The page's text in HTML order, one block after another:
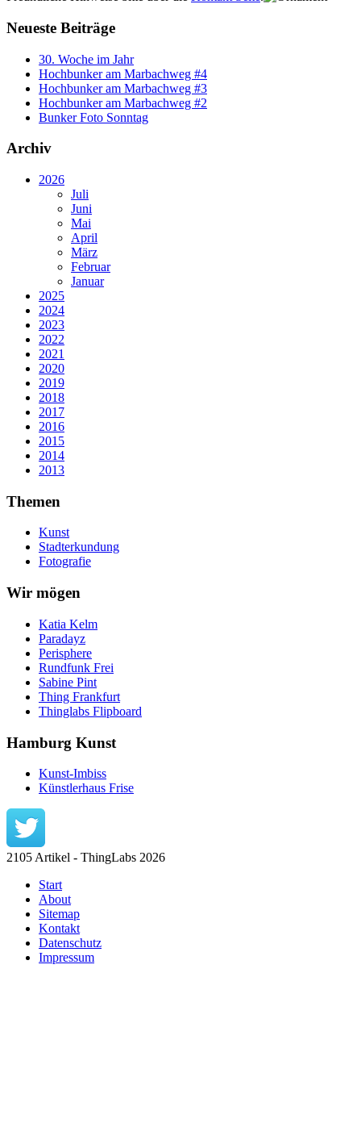
Neueste Beiträge
30. Woche im Jahr
Hochbunker am Marbachweg #4
Hochbunker am Marbachweg #3
Hochbunker am Marbachweg #2
Bunker Foto Sonntag
Archiv
2026
Juli
Juni
Mai
April
März
Februar
Januar
2025
2024
2023
2022
2021
2020
2019
2018
2017
2016
2015
2014
2013
Themen
Kunst
Stadterkundung
Fotografie
Wir mögen
Katia Kelm
Paradayz
Perisphere
Rundfunk Frei
Sabine Pint
Thing Frankfurt
Thinglabs Flipboard
Hamburg Kunst
Kunst-Imbiss
Künstlerhaus Frise
2105 Artikel - ThingLabs 2026
Start
About
Sitemap
Kontakt
Datenschutz
Impressum